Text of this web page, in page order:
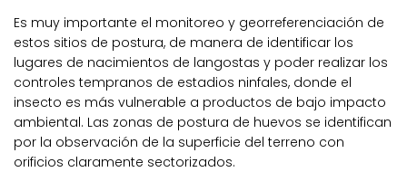
Es muy importante el monitoreo y georreferenciación de
estos sitios de postura, de manera de identificar los
lugares de nacimientos de langostas y poder realizar los
controles tempranos de estadios ninfales, donde el
insecto es más vulnerable a productos de bajo impacto
ambiental. Las zonas de postura de huevos se identifican
por la observación de la superficie del terreno con
orificios claramente sectorizados.